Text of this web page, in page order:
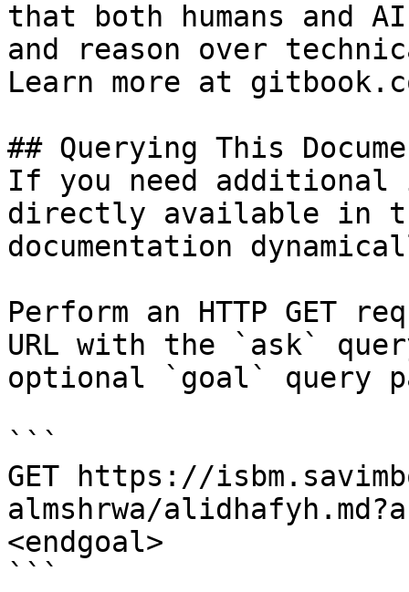
that both humans and
and reason over
Learn more at
## Querying This
If you need
directly available in
documentation
Perform an HTTP GET
URL with the `ask`
optional `goal` query
```
GET https://
almshrwa/
<endgoal>
```